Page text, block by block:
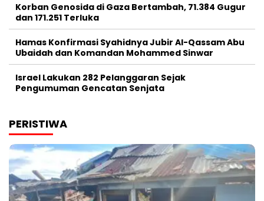
Korban Genosida di Gaza Bertambah, 71.384 Gugur
dan 171.251 Terluka
Hamas Konfirmasi Syahidnya Jubir Al-Qassam Abu
Ubaidah dan Komandan Mohammed Sinwar
Israel Lakukan 282 Pelanggaran Sejak
Pengumuman Gencatan Senjata
PERISTIWA